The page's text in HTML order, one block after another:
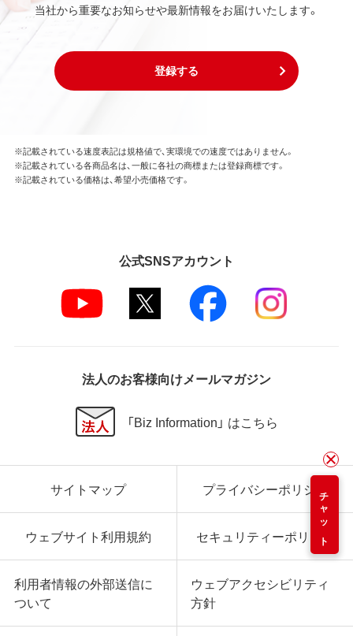
当社から重要なお知らせや最新情報をお届けいたします。
登録する
チャット
※記載されている速度表記は規格値で、実環境での速度ではありません。
※記載されている各商品名は、一般に各社の商標または登録商標です。
※記載されている価格は、希望小売価格です。
公式SNSアカウント
法人のお客様向けメールマガジン
「Biz Information」 はこちら
サイトマップ プライバシーポリシー
ウェブサイト利用規約 セキュリティーポリシー
利用者情報の外部送信に
ついて
ウェブアクセシビリティ
方針